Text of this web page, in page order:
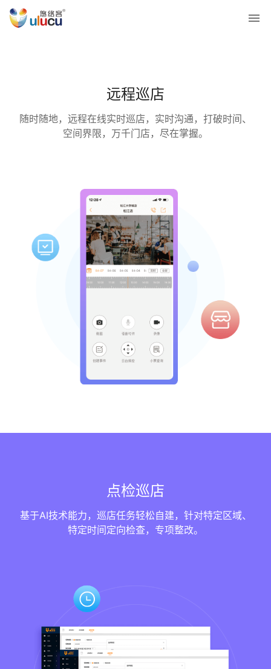
远程巡店
随时随地，远程在线实时巡店，实时沟通，打破时间、
空间界限，万千门店，尽在掌握。
点检巡店
基于AI技术能力，巡店任务轻松自建，针对特定区域、
特定时间定向检查，专项整改。